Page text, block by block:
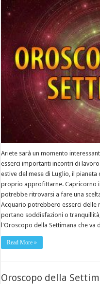
Ariete sarà un momento
esserci importanti incontri di
estive del mese di Luglio, il
proprio approfittarne. Capricorno
potrebbe ritrovarsi a fare una
Acquario potrebbero esserci delle
portano soddisfazioni o
l'Oroscopo della Settimana che va
Read More »
Oroscopo della